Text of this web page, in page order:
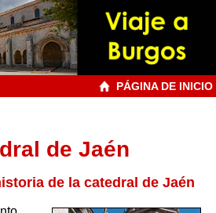
PÁGINA DE INICIO
de Jaén
de la catedral de Jaén